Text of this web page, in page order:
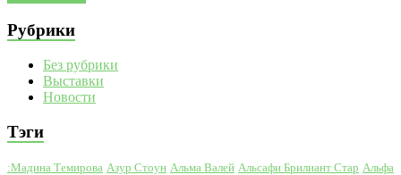
Рубрики
Без рубрики
Выставки
Новости
Тэги
:Мадина Темирова Азур Стоун Альма Валей Альсафи Брилиант Стар Альфа